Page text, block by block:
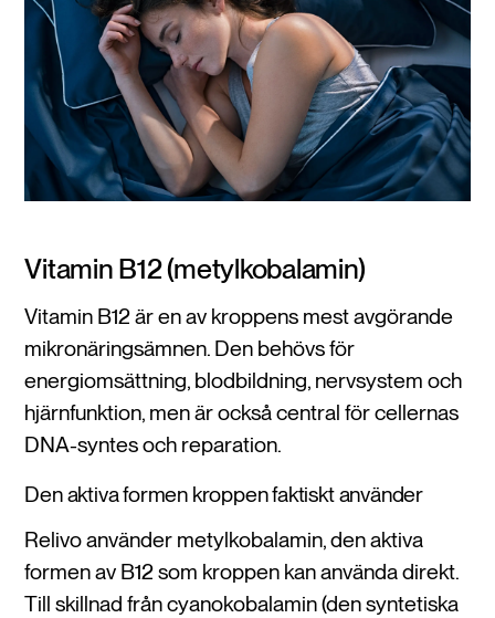
Vitamin B12 (metylkobalamin)
Vitamin B12 är en av kroppens mest avgörande
mikronäringsämnen. Den behövs för
energiomsättning, blodbildning, nervsystem och
hjärnfunktion, men är också central för cellernas
DNA-syntes och reparation.
Den aktiva formen kroppen faktiskt använder
Relivo använder metylkobalamin, den aktiva
formen av B12 som kroppen kan använda direkt.
Till skillnad från cyanokobalamin (den syntetiska